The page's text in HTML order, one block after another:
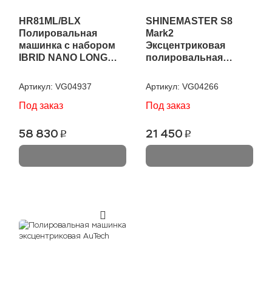
HR81ML/BLX
Полировальная
машинка c набором
IBRID NANO LONG
Артикул: VG04937
Под заказ
58 830 p
SHINEMASTER S8
Mark2
Эксцентриковая
полировальная
Артикул: VG04266
Под заказ
21 450 p